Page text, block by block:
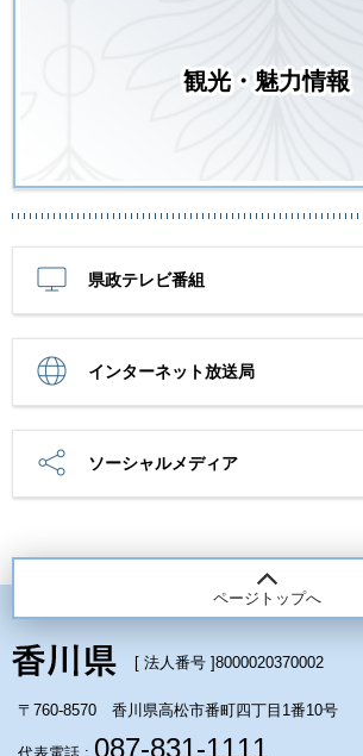
観光・魅力情報
県政テレビ番組
インターネット放送局
ソーシャルメディア
ページトップへ
[ 法人番号 ]8000020370002
〒760-8570 香川県高松市番町四丁目1番10号
087-831-1111